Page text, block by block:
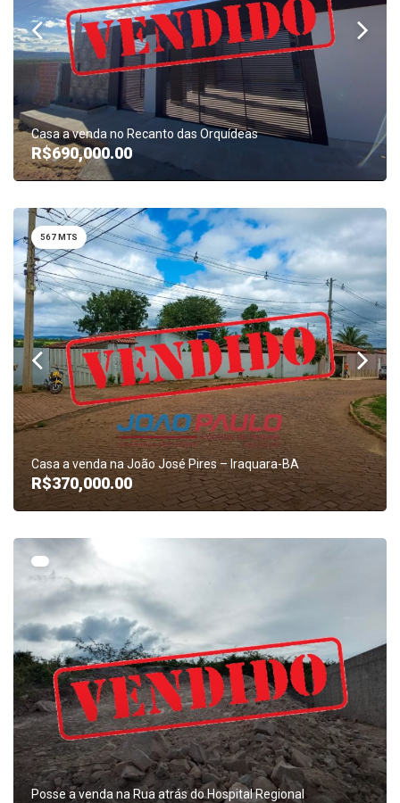
Casa a venda no Recanto das Orquídeas
R$690,000.00
Casa a venda na João José Pires – Iraquara-BA
R$370,000.00
567 MTS
Posse a venda na Rua atrás do Hospital Regional